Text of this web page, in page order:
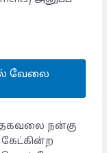
வேலை
தகவலை நன்கு